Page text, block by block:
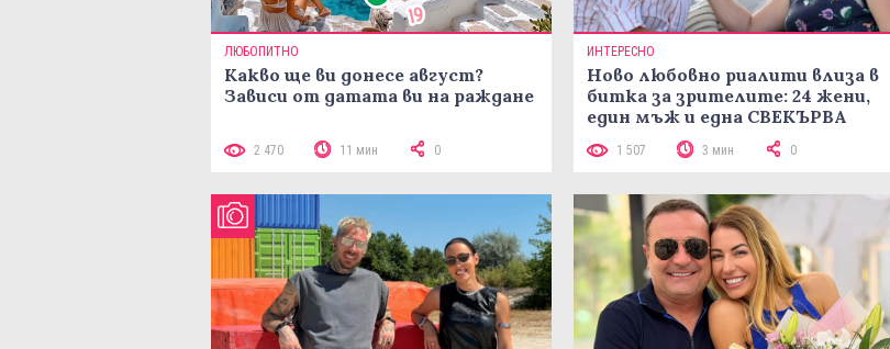
ЛЮБОПИТНО
Какво ще ви донесе август?
Зависи от датата ви на ражданe
2 470 11 мин 0
ИНТЕРЕСНО
Ново любовно риалити влиза в
битка за зрителите: 24 жени,
един мъж и една СВЕКЪРВА
1 507 3 мин 0